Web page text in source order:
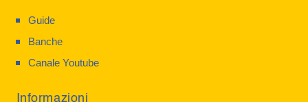
Guide
Banche
Canale Youtube
Informazioni